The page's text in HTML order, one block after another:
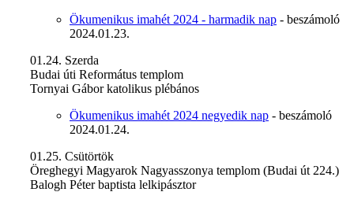
Ökumenikus imahét 2024 - harmadik nap - beszámoló
2024.01.23.
01.24. Szerda
Budai úti Református templom
Tornyai Gábor katolikus plébános
Ökumenikus imahét 2024 negyedik nap - beszámoló
2024.01.24.
01.25. Csütörtök
Öreghegyi Magyarok Nagyasszonya templom (Budai út 224.)
Balogh Péter baptista lelkipásztor